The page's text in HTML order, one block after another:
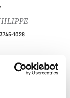
3745-1028